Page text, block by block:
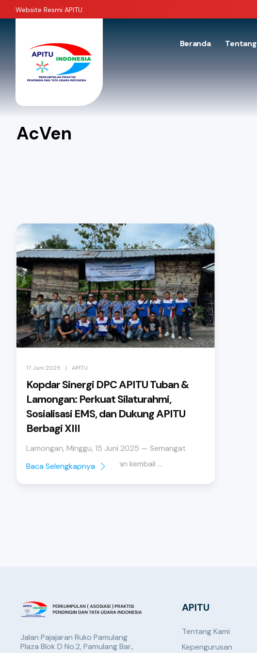
Website Resmi APITU
Beranda Tentang
AcVen
17 Juni 2025 | APITU
Kopdar Sinergi DPC APITU Tuban &
Lamongan: Perkuat Silaturahmi,
Sosialisasi EMS, dan Dukung APITU
Berbagi XIII
Lamongan, Minggu, 15 Juni 2025 — Semangat
kolaborasi dan kebersamaan kembali ...
Baca Selengkapnya
Jalan Pajajaran Ruko Pamulang
Plaza Blok D No.2, Pamulang Bar.,
APITU
Tentang Kami
Kepengurusan